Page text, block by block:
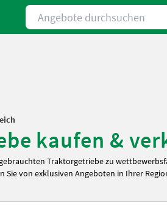
Angebote durchsuchen
kaufen &
Traktorgetriebe zu
von exklusiven Angeboten in Ihrer